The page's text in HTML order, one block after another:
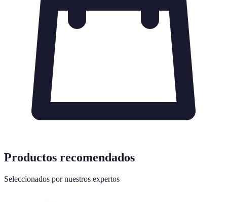
Productos recomendados
Seleccionados por nuestros expertos